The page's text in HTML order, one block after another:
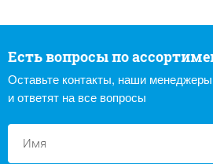
Есть вопросы по
Оставьте контакты, наши
и ответят на все вопросы